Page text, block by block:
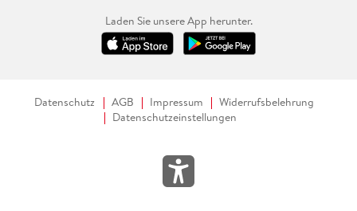
Laden Sie unsere App herunter.
Datenschutz AGB Impressum
Widerrufsbelehrung
Datenschutzeinstellungen